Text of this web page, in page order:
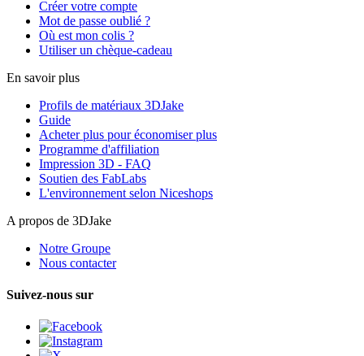
Créer votre compte
Mot de passe oublié ?
Où est mon colis ?
Utiliser un chèque-cadeau
En savoir plus
Profils de matériaux 3DJake
Guide
Acheter plus pour économiser plus
Programme d'affiliation
Impression 3D - FAQ
Soutien des FabLabs
L'environnement selon Niceshops
A propos de 3DJake
Notre Groupe
Nous contacter
Suivez-nous sur